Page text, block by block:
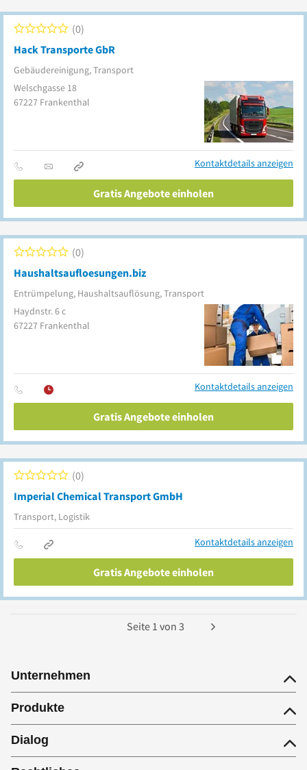
Hack Transporte GbR
Gebäudereinigung, Transport
0
Welschgasse 18
67227 Frankenthal
Kontaktdetails anzeigen
Gratis Angebote einholen
Haushaltsaufloesungen.biz
Entrümpelung, Haushaltsauflösung, Transport
0
Haydnstr. 6 c
67227 Frankenthal
Kontaktdetails anzeigen
Gratis Angebote einholen
Imperial Chemical Transport GmbH
Transport, Logistik
0
Kontaktdetails anzeigen
Gratis Angebote einholen
Seite 1 von 3
Unternehmen
Produkte
Dialog